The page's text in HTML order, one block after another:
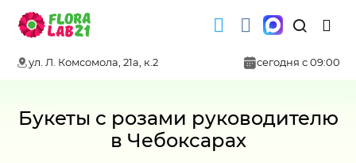
ул. Л. Комсомола, 21а, к.2 сегодня с 09:00
Букеты с розами руководителю
в Чебоксарах